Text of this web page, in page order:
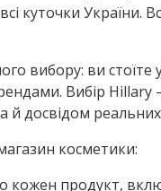
куточки України.
вибору: ви
Вибір Hillary
й досвідом
косметики:
кожен продукт,